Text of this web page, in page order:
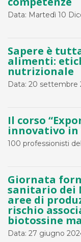
Data: Martedì 10
Sapere è
alimenti:
nutrizionale
Data: 20 settembre
Il corso
innovativo in
100 professionisti
Giornata
sanitario dei
aree di
rischio
biotossine
Data: 27 giugno